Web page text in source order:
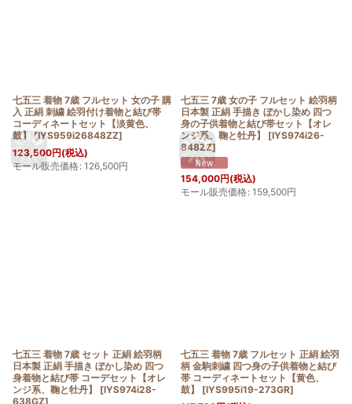
七五三 着物 7歳 フルセット 女の子 購
入 正絹 刺繍 絵羽付け着物と結び帯
コーディネートセット【淡黄色、
鼓】
[IYS959i26848ZZ]
123,500円(税込)
モール販売価格: 126,500円
七五三 7歳 女の子 フルセット 絵羽柄
日本製 正絹 手描き ぼかし染め 四つ
身の子供着物と結び帯セット【オレ
ンジ系、鞠と牡丹】
[IYS974i26-
848ZZ]
154,000円(税込)
モール販売価格: 159,500円
七五三 着物 7歳 セット 正絹 絵羽柄
日本製 正絹 手描き ぼかし染め 四つ
身着物と結び帯 コーデセット【オレ
ンジ系、鞠と牡丹】
[IYS974i28-
638GZ]
七五三 着物 7歳 フルセット 正絹 絵羽
柄 金駒刺繍 四つ身の子供着物と結び
帯 コーディネートセット【黄色、
鼓】
[IYS995i19-273GR]